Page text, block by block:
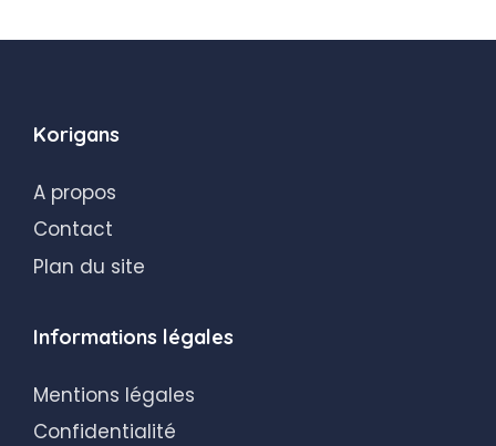
Korigans
A propos
Contact
Plan du site
Informations légales
Mentions légales
Confidentialité